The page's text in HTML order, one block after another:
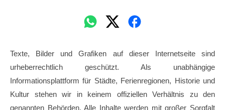
Texte, Bilder und Grafiken auf dieser Internetseite sind
urheberrechtlich geschützt. Als unabhängige
Informationsplattform für Städte, Ferienregionen, Historie und
Kultur stehen wir in keinem offiziellen Verhältnis zu den
genannten Behörden. Alle Inhalte werden mit großer Sorgfalt